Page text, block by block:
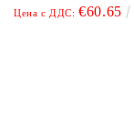
Цена с ДДС: €60.65